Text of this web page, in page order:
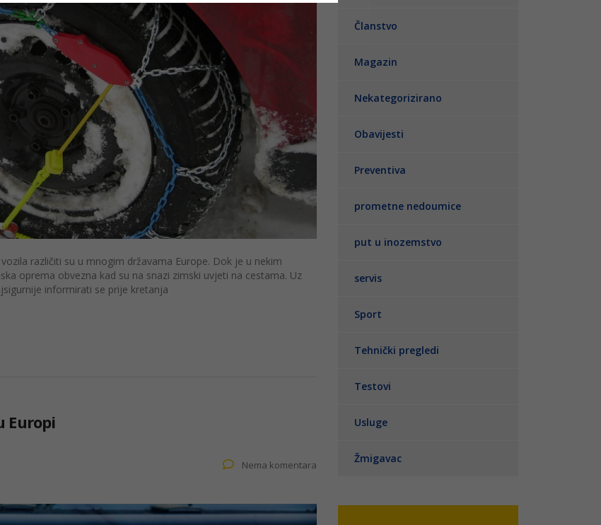
različiti su u mnogim državama Europe. Dok je u nekim
oprema obvezna kad su na snazi zimski uvjeti na cestama. Uz
informirati se prije kretanja
Europi
Nema komentara
Članstvo
Magazin
Nekategorizirano
Obavijesti
Preventiva
prometne nedoumice
put u inozemstvo
servis
Sport
Tehnički pregledi
Testovi
Usluge
Žmigavac